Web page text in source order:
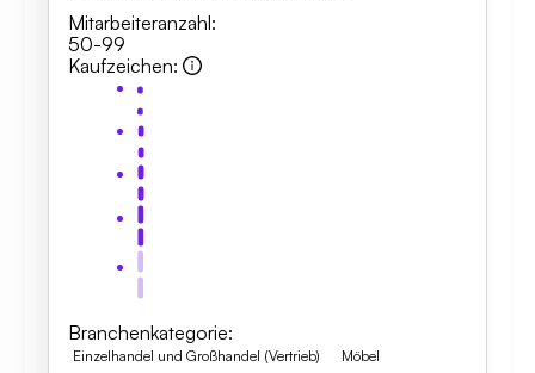
Mitarbeiteranzahl:
50-99
Kaufzeichen:
Branchenkategorie:
Einzelhandel und Großhandel (Vertrieb) Möbel